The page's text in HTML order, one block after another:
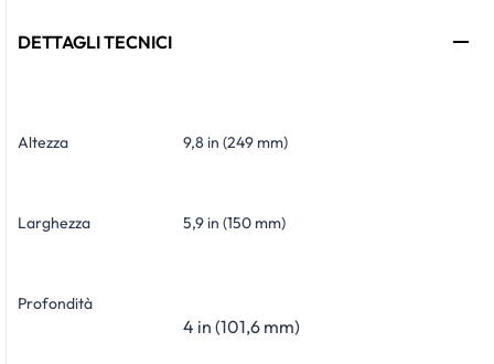
DETTAGLI TECNICI
Altezza 9,8 in (249 mm)
Larghezza 5,9 in (150 mm)
Profondità
4 in (101,6 mm)